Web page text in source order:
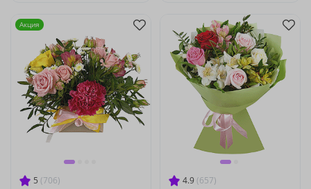
5 (706)
Акция
4.9 (657)